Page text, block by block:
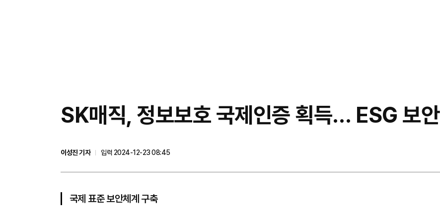
SK매직, 정보보호 국제인증 획득… ESG 보
이성진 기자
입력 2024-12-23 08:45
국제 표준 보안체계 구축